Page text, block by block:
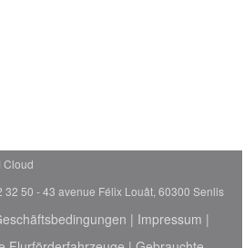
Cloud
32 50 - 43 avenue Félix Louât, 60300 Senlis
| Impressum |